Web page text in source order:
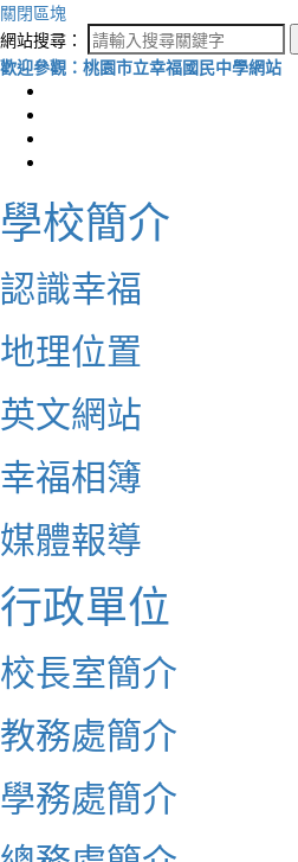
關閉區塊
網站搜尋：
歡迎參觀：桃園市立幸福國民中學網站
學校簡介
認識幸福
地理位置
英文網站
幸福相簿
媒體報導
行政單位
校長室簡介
教務處簡介
學務處簡介